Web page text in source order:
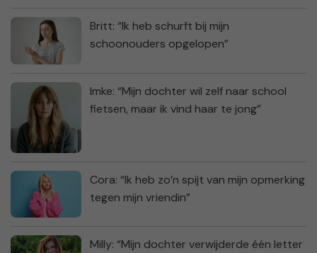
Britt: “Ik heb schurft bij mijn
schoonouders opgelopen”
Imke: “Mijn dochter wil zelf naar school
fietsen, maar ik vind haar te jong”
Cora: “Ik heb zo’n spijt van mijn opmerking
tegen mijn vriendin”
Milly: “Mijn dochter verwijderde één letter